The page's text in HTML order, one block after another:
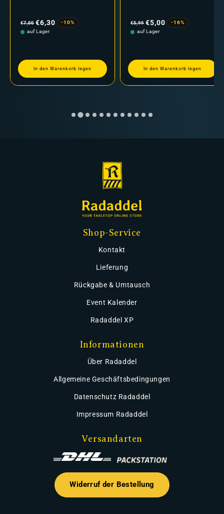
Preis
€7,00 €6,30
-10%
auf Lager
In den Warenkorb legen
Preis
€5,99 €5,00
-16%
auf Lager
In den Warenkorb legen
Shop-Service
Kontakt
Lieferung
Rückgabe & Umtausch
Event Kalender
Radaddel XP
Informationen
Über Radaddel
Allgemeine Geschäftsbedingungen
Datenschutz Radaddel
Impressum Radaddel
Versandarten
Widerruf der Bestellung